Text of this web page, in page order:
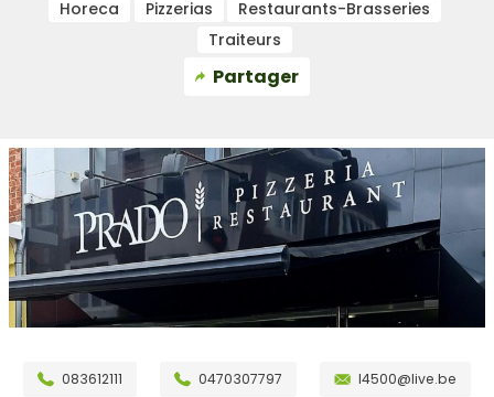
Horeca Pizzerias
Restaurants-Brasseries
Traiteurs
Partager
083612111 0470307797 l4500@live.be